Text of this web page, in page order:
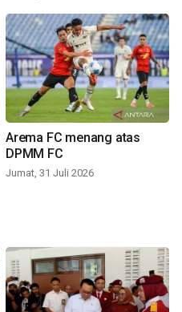
Arema FC menang atas
DPMM FC
Jumat, 31 Juli 2026